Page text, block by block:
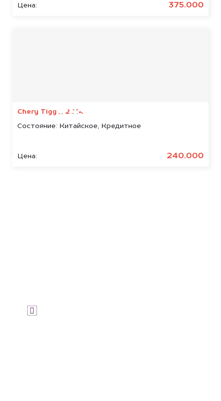
Цена: 375.000
Chery Tiggo, 2014
Состояние: Китайское, Кредитное
Цена: 240.000
БЕСПЛАТНО
Узнайте стоимость арестованных
Мы купим ваше авто на 20.000 руб.